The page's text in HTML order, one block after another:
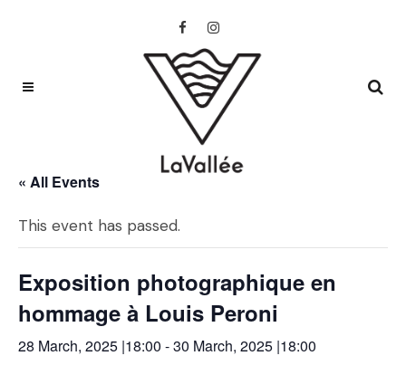
« All Events
This event has passed.
Exposition photographique en
hommage à Louis Peroni
28 March, 2025 |18:00 -30 March, 2025 |18:00